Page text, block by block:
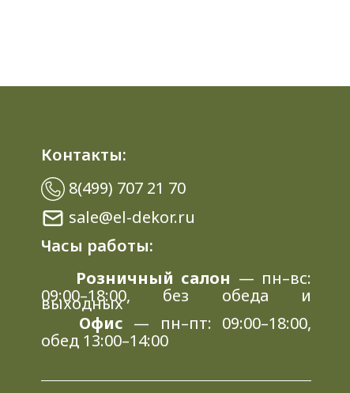
Контакты:
8(499) 707 21 70
sale@el-dekor.ru
Часы работы:
Розничный салон — пн–вс:
09:00–18:00, без обеда и
выходных
Офис — пн–пт: 09:00–18:00,
обед 13:00–14:00